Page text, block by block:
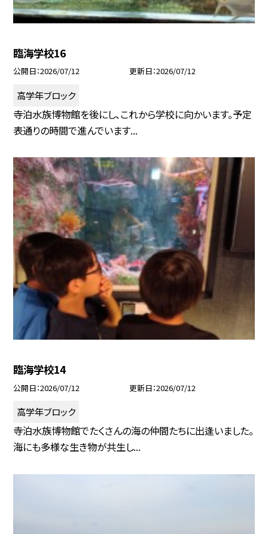
臨海学校16
公開日 2026/07/12 更新日 2026/07/12
高学年ブロック
寺泊水族博物館を後にし、これから学校に向かいます。予定
表通りの時間で進んでいます...
臨海学校14
公開日 2026/07/12 更新日 2026/07/12
高学年ブロック
寺泊水族博物館でたくさんの海の仲間たちに出逢いました。
海にも多様な生き物が共生し...